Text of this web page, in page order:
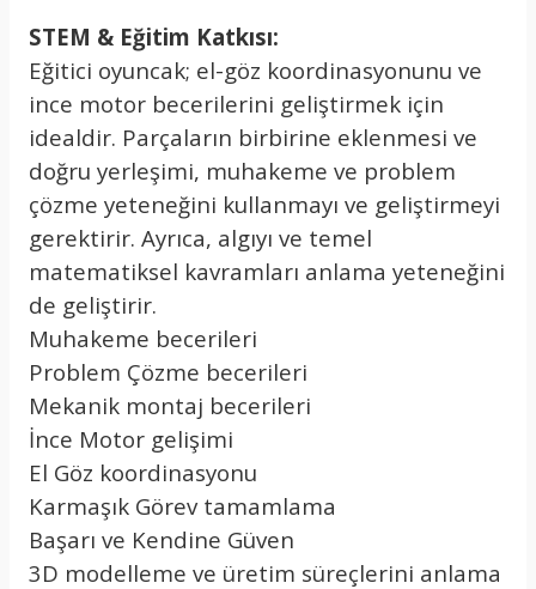
STEM & Eğitim Katkısı:
Eğitici oyuncak; el-göz koordinasyonunu ve
ince motor becerilerini geliştirmek için
idealdir. Parçaların birbirine eklenmesi ve
doğru yerleşimi, muhakeme ve problem
çözme yeteneğini kullanmayı ve geliştirmeyi
gerektirir. Ayrıca, algıyı ve temel
matematiksel kavramları anlama yeteneğini
de geliştirir.
Muhakeme becerileri
Problem Çözme becerileri
Mekanik montaj becerileri
İnce Motor gelişimi
El Göz koordinasyonu
Karmaşık Görev tamamlama
Başarı ve Kendine Güven
3D modelleme ve üretim süreçlerini anlama